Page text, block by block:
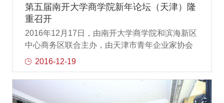
南开企业人发展越来越好。南开大学校长助理、
南开大学经济与社会发展研究院院长刘秉镰教授
彩演讲。刘秉镰院长介绍了京津冀协同发展的背
景，并对京津冀协同发展规划纲要进行了解读，
进而分析出京津冀协同发展下的战略机遇。刘秉
镰院长由浅入深地解读与分享，为京津冀的企业
家们指明了方向。第
第五届南开大学商学院新年论坛（天津）隆
重召开
2016年12月17日，由南开大学商学院和滨海新区
中心商务区联合主办，由天津市青年企业家协会
协办的主题为“变革的力量—创新与区域发展“的第
区中心商务区管委会举行。参加此次新年论坛的
嘉宾有：南开大学副校长佟家栋教授,滨海新区中
2016-12-19